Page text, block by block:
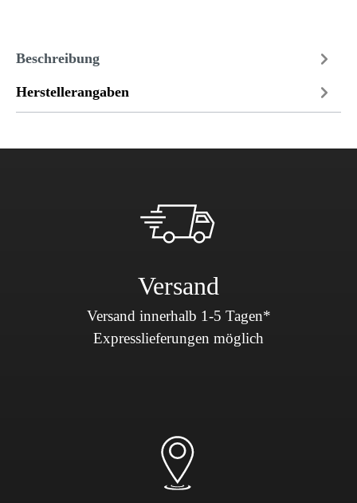
Beschreibung
Herstellerangaben
Versand
Versand innerhalb 1-5 Tagen*
Expresslieferungen möglich